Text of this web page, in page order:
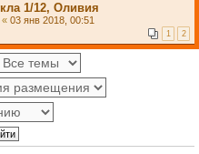
1/12, Оливия
« 03 янв 2018, 00:51
1 2